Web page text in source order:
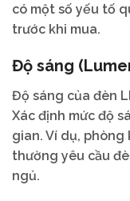
có một số yếu tố
trước khi mua.
Độ sáng
Độ sáng của đèn
Xác định mức độ
gian. Ví dụ,
thường yêu cầu
ngủ.